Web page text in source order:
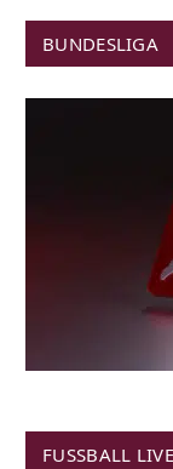
BUNDESLIGA
FUSSBALL LIVE